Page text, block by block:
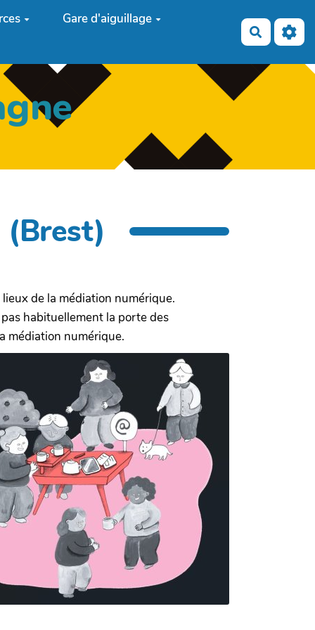
Gare d'aiguillage
de la médiation numérique.
habituellement la porte des
médiation numérique.